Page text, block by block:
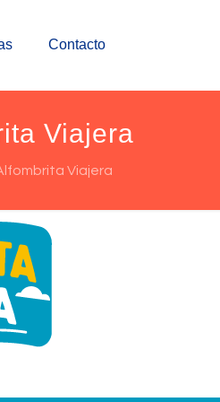
Contacto
Viajera
Viajera